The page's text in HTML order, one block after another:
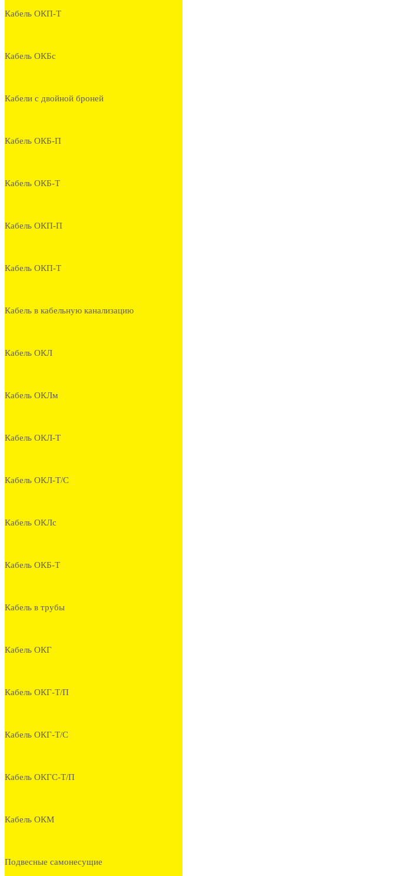
Кабель ОКП-Т
Кабель ОКБс
Кабели с двойной броней
Кабель ОКБ-П
Кабель ОКБ-Т
Кабель ОКП-П
Кабель ОКП-Т
Кабель в кабельную канализацию
Кабель ОКЛ
Кабель ОКЛм
Кабель ОКЛ-Т
Кабель ОКЛ-Т/С
Кабель ОКЛс
Кабель ОКБ-Т
Кабель в трубы
Кабель ОКГ
Кабель ОКГ-Т/П
Кабель ОКГ-Т/С
Кабель ОКГС-Т/П
Кабель ОКМ
Подвесные самонесущие